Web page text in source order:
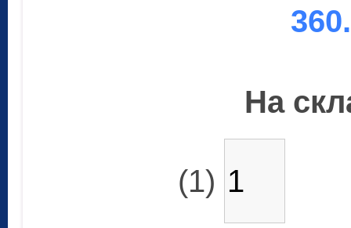
На
(1)